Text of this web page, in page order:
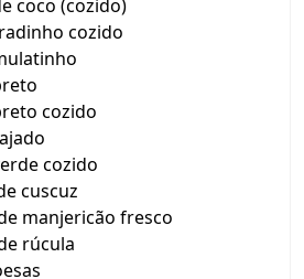
coco (cozido)
cozido
cozido
cozido
cuscuz
manjericão fresco
rúcula